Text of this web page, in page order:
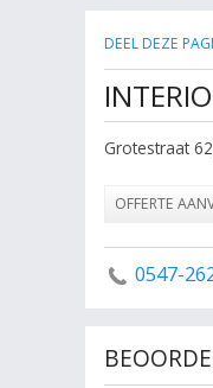
DEEL DEZE
Grotestraat 62
OFFERTE
0547-